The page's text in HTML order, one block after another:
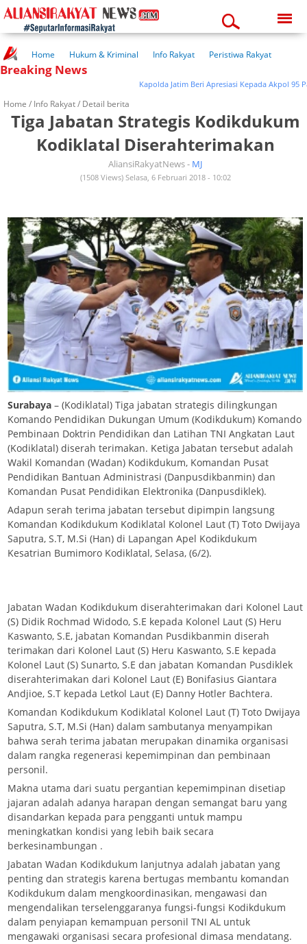
04:37:39 am
Home Hukum & Kriminal Info Rakyat
Peristiwa Rakyat
Kuliner Rakyat
Wisata Rakyat
Breaking News
Kapolda Jatim Beri Apresiasi Kepada Akpol 95
Home / Info Rakyat/ Detail berita
Tiga Jabatan Strategis Kodikdukum
Kodiklatal Diserahterimakan
AliansiRakyatNews - MJ
(1508 Views) Selasa, 6 Februari 2018 - 10:02
Surabaya – (Kodiklatal) Tiga jabatan strategis dilingkungan
Komando Pendidikan Dukungan Umum (Kodikdukum) Komando
Pembinaan Doktrin Pendidikan dan Latihan TNI Angkatan Laut
(Kodiklatal) diserah terimakan. Ketiga Jabatan tersebut adalah
Wakil Komandan (Wadan) Kodikdukum, Komandan Pusat
Pendidikan Bantuan Administrasi (Danpusdikbanmin) dan
Komandan Pusat Pendidikan Elektronika (Danpusdiklek).
Adapun serah terima jabatan tersebut dipimpin langsung
Komandan Kodikdukum Kodiklatal Kolonel Laut (T) Toto Dwijaya
Saputra, S.T, M.Si (Han) di Lapangan Apel Kodikdukum
Kesatrian Bumimoro Kodiklatal, Selasa, (6/2).
Jabatan Wadan Kodikdukum diserahterimakan dari Kolonel Laut
(S) Didik Rochmad Widodo, S.E kepada Kolonel Laut (S) Heru
Kaswanto, S.E, jabatan Komandan Pusdikbanmin diserah
terimakan dari Kolonel Laut (S) Heru Kaswanto, S.E kepada
Kolonel Laut (S) Sunarto, S.E dan jabatan Komandan Pusdiklek
diserahterimakan dari Kolonel Laut (E) Bonifasius Giantara
Andjioe, S.T kepada Letkol Laut (E) Danny Hotler Bachtera.
Komandan Kodikdukum Kodiklatal Kolonel Laut (T) Toto Dwijaya
Saputra, S.T, M.Si (Han) dalam sambutanya menyampikan
bahwa serah terima jabatan merupakan dinamika organisasi
dalam rangka regenerasi kepemimpinan dan pembinaan
personil.
Makna utama dari suatu pergantian kepemimpinan disetiap
jajaran adalah adanya harapan dengan semangat baru yang
disandarkan kepada para pengganti untuk mampu
meningkatkan kondisi yang lebih baik secara
berkesinambungan .
Jabatan Wadan Kodikdukum lanjutnya adalah jabatan yang
penting dan strategis karena bertugas membantu komandan
Kodikdukum dalam mengkoordinasikan, mengawasi dan
mengendalikan terselenggaranya fungsi-fungsi Kodikdukum
dalam penyiapan kemampuan personil TNI AL untuk
mengawaki organisasi secara profesional dimasa mendatang.